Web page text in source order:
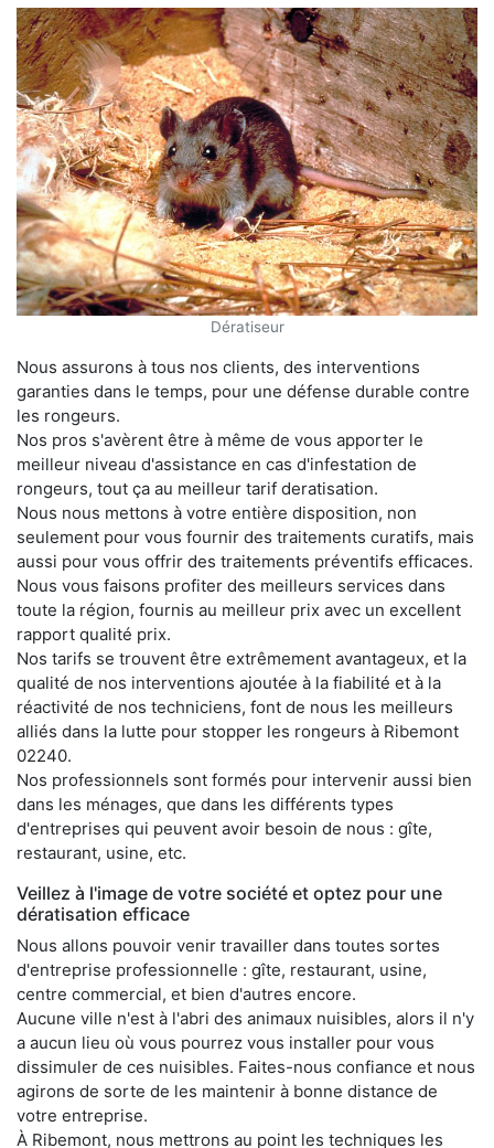
Dératiseur
Nous assurons à tous nos clients, des interventions
garanties dans le temps, pour une défense durable contre
les rongeurs.
Nos pros s'avèrent être à même de vous apporter le
meilleur niveau d'assistance en cas d'infestation de
rongeurs, tout ça au meilleur tarif deratisation.
Nous nous mettons à votre entière disposition, non
seulement pour vous fournir des traitements curatifs, mais
aussi pour vous offrir des traitements préventifs efficaces.
Nous vous faisons profiter des meilleurs services dans
toute la région, fournis au meilleur prix avec un excellent
rapport qualité prix.
Nos tarifs se trouvent être extrêmement avantageux, et la
qualité de nos interventions ajoutée à la fiabilité et à la
réactivité de nos techniciens, font de nous les meilleurs
alliés dans la lutte pour stopper les rongeurs à Ribemont
02240.
Nos professionnels sont formés pour intervenir aussi bien
dans les ménages, que dans les différents types
d'entreprises qui peuvent avoir besoin de nous : gîte,
restaurant, usine, etc.
Veillez à l'image de votre société et optez pour une
dératisation efficace
Nous allons pouvoir venir travailler dans toutes sortes
d'entreprise professionnelle : gîte, restaurant, usine,
centre commercial, et bien d'autres encore.
Aucune ville n'est à l'abri des animaux nuisibles, alors il n'y
a aucun lieu où vous pourrez vous installer pour vous
dissimuler de ces nuisibles. Faites-nous confiance et nous
agirons de sorte de les maintenir à bonne distance de
votre entreprise.
À Ribemont, nous mettrons au point les techniques les